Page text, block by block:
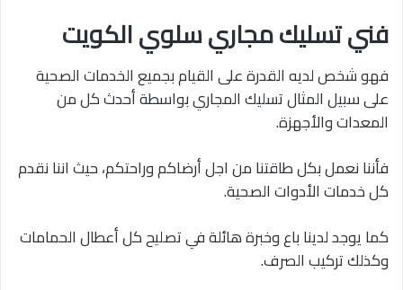
فني تسليك مجاري سلوي الكويت
فهو شخص لديه القدرة على القيام بجميع الخدمات الصحية
على سبيل المثال تسليك المجاري بواسطة أحدث كل من
المعدات والأجهزة.
فأننا نعمل بكل طاقتنا من اجل أرضاكم وراحتكم، حيث اننا نقدم
كل خدمات الأدوات الصحية.
كما يوجد لدينا باع وخبرة هائلة في تصليح كل أعطال الحمامات
وكذلك تركيب الصرف.